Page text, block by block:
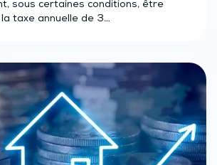
sous certaines conditions, être
taxe annuelle de 3…